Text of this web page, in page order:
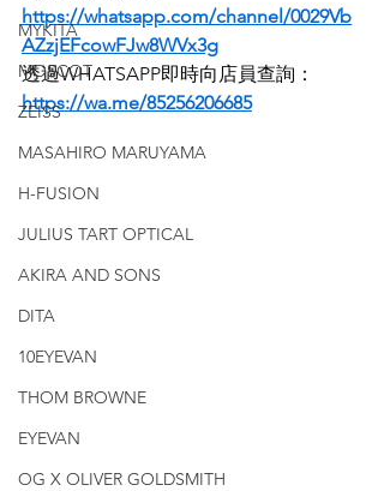
MYKITA
MOSCOT
ZEISS
MASAHIRO MARUYAMA
H-FUSION
JULIUS TART OPTICAL
AKIRA AND SONS
DITA
10EYEVAN
THOM BROWNE
EYEVAN
OG X OLIVER GOLDSMITH
https://whatsapp.com/channel/0029Vb
AZzjEFcowFJw8WVx3g
透過WHATSAPP即時向店員查詢：
https://wa.me/85256206685